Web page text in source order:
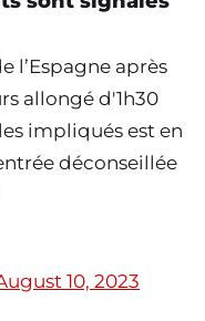
l’Espagne après
allongé d'1h30
impliqués est en
déconseillée
10, 2023